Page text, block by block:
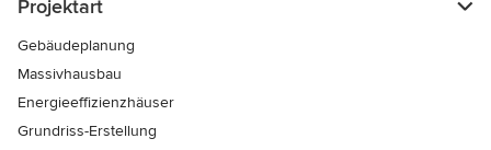
Projektart
Gebäudeplanung
Massivhausbau
Energieeffizienzhäuser
Grundriss-Erstellung